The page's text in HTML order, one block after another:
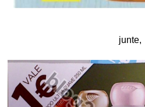
junte,